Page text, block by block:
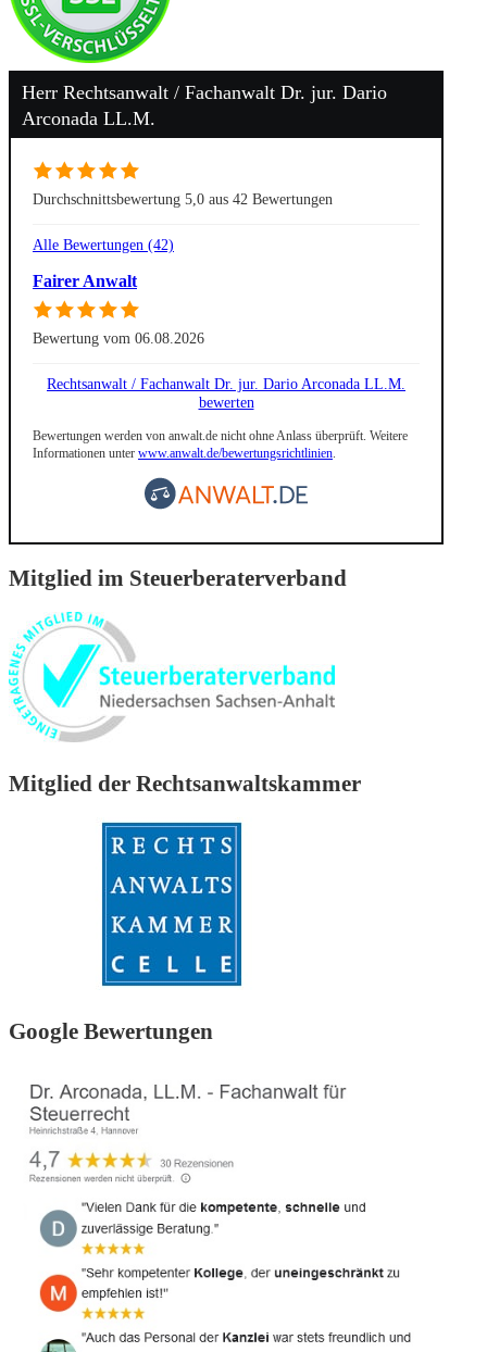
Herr Rechtsanwalt / Fachanwalt Dr. jur. Dario
Arconada LL.M.
Durchschnittsbewertung 5,0 aus 42 Bewertungen
Alle Bewertungen (42)
Fairer Anwalt
Bewertung vom 06.08.2026
Rechtsanwalt / Fachanwalt Dr. jur. Dario Arconada LL.M.
bewerten
Bewertungen werden von anwalt.de nicht ohne Anlass überprüft. Weitere
Informationen unter www.anwalt.de/bewertungsrichtlinien.
Mitglied im Steuerberaterverband
Mitglied der Rechtsanwaltskammer
Google Bewertungen